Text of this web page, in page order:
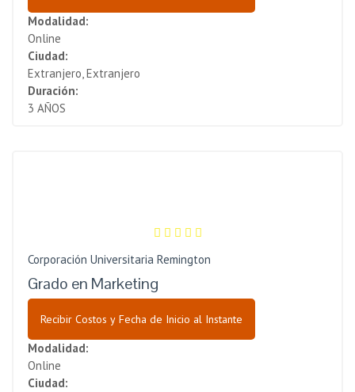
Modalidad:
Online
Ciudad:
Extranjero, Extranjero
Duración:
3 AÑOS
Corporación Universitaria Remington
Grado en Marketing
Recibir Costos y Fecha de Inicio al Instante
Modalidad:
Online
Ciudad: